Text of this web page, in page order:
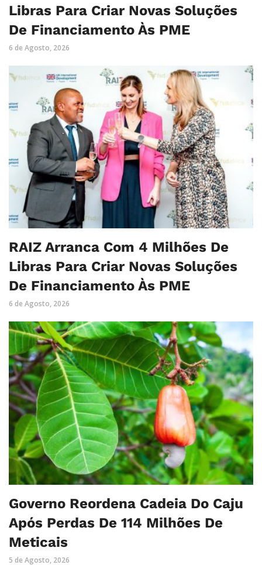
Libras Para Criar Novas Soluções
De Financiamento Às PME
6 de Agosto, 2026
RAIZ Arranca Com 4 Milhões De
Libras Para Criar Novas Soluções
De Financiamento Às PME
6 de Agosto, 2026
Governo Reordena Cadeia Do Caju
Após Perdas De 114 Milhões De
Meticais
5 de Agosto, 2026